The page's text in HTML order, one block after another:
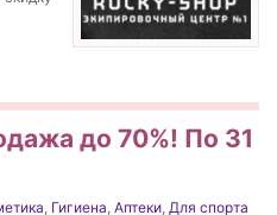
до 70%! По 31
, Гигиена, Аптеки, Для спорта